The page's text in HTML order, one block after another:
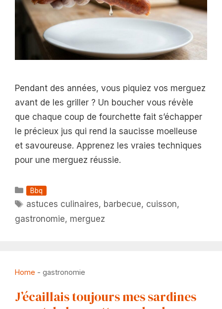
Pendant des années, vous piquiez vos merguez
avant de les griller ? Un boucher vous révèle
que chaque coup de fourchette fait s’échapper
le précieux jus qui rend la saucisse moelleuse
et savoureuse. Apprenez les vraies techniques
pour une merguez réussie.
Catégories
Bbq
Étiquettes
astuces culinaires, barbecue, cuisson,
gastronomie, merguez
Home - gastronomie
J’écaillais toujours mes sardines